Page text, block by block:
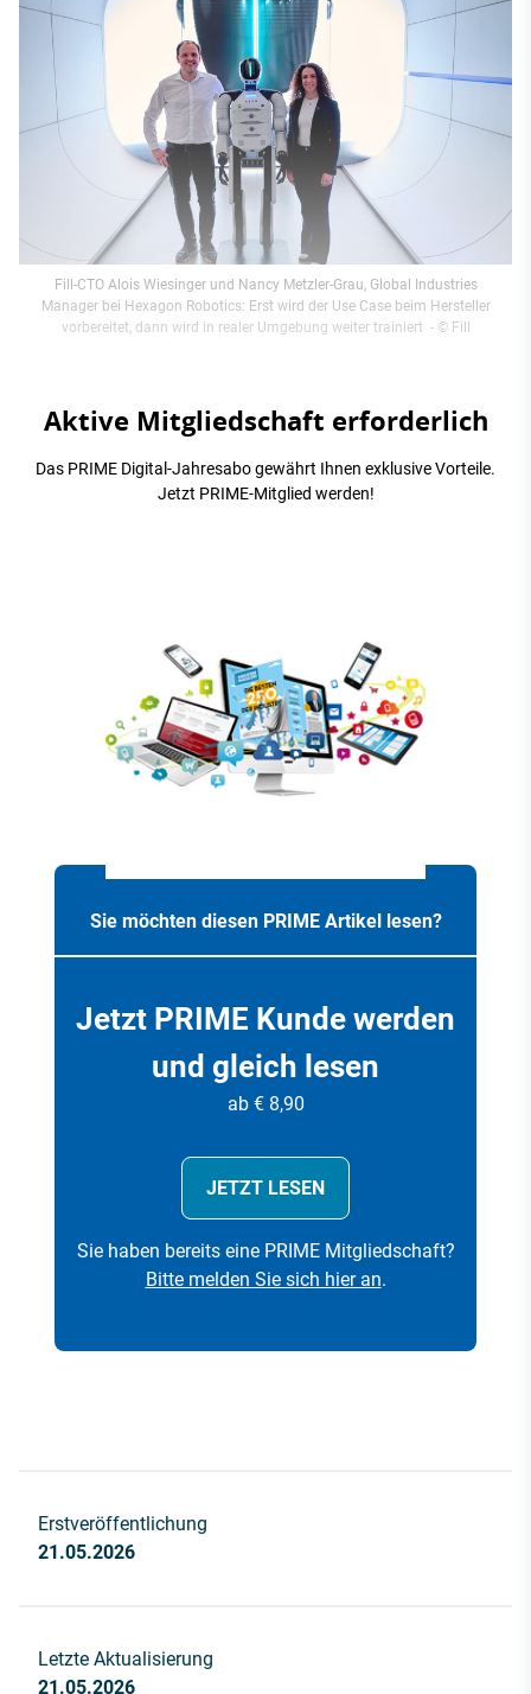
Fill-CTO Alois Wiesinger und Nancy Metzler-Grau, Global Industries
Manager bei Hexagon Robotics: Erst wird der Use Case beim Hersteller
vorbereitet, dann wird in realer Umgebung weiter trainiert - © Fill
Aktive Mitgliedschaft erforderlich
Das PRIME Digital-Jahresabo gewährt Ihnen exklusive Vorteile.
Jetzt PRIME-Mitglied werden!
Sie möchten diesen PRIME Artikel lesen?
Jetzt PRIME Kunde werden
und gleich lesen
ab € 8,90
JETZT LESEN
Sie haben bereits eine PRIME Mitgliedschaft?
Bitte melden Sie sich hier an.
Erstveröffentlichung
21.05.2026
Letzte Aktualisierung
21.05.2026